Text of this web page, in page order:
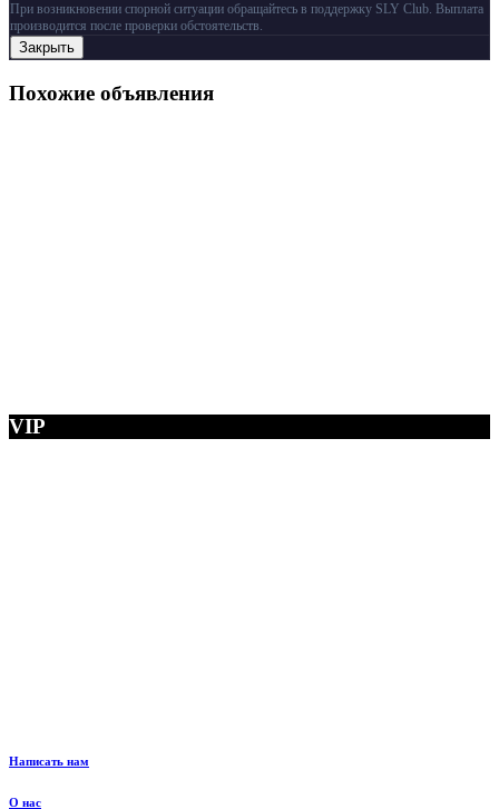
При возникновении спорной ситуации обращайтесь в поддержку SLY Club. Выплата
производится после проверки обстоятельств.
Закрыть
Похожие объявления
VIP
Написать нам
О нас